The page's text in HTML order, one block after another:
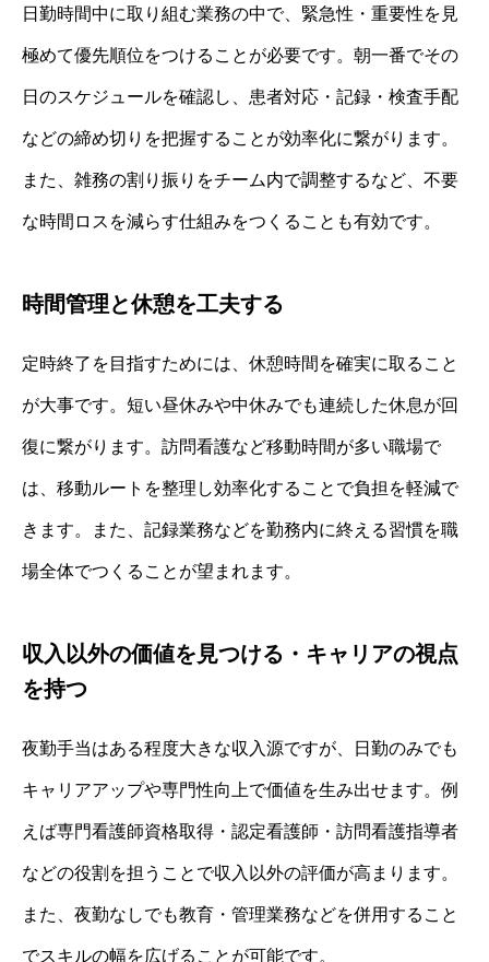
日勤時間中に取り組む業務の中で、緊急性・重要性を見
極めて優先順位をつけることが必要です。朝一番でその
日のスケジュールを確認し、患者対応・記録・検査手配
などの締め切りを把握することが効率化に繋がります。
また、雑務の割り振りをチーム内で調整するなど、不要
な時間ロスを減らす仕組みをつくることも有効です。
時間管理と休憩を工夫する
定時終了を目指すためには、休憩時間を確実に取ること
が大事です。短い昼休みや中休みでも連続した休息が回
復に繋がります。訪問看護など移動時間が多い職場で
は、移動ルートを整理し効率化することで負担を軽減で
きます。また、記録業務などを勤務内に終える習慣を職
場全体でつくることが望まれます。
収入以外の価値を見つける・キャリアの視点
を持つ
夜勤手当はある程度大きな収入源ですが、日勤のみでも
キャリアアップや専門性向上で価値を生み出せます。例
えば専門看護師資格取得・認定看護師・訪問看護指導者
などの役割を担うことで収入以外の評価が高まります。
また、夜勤なしでも教育・管理業務などを併用すること
でスキルの幅を広げることが可能です。